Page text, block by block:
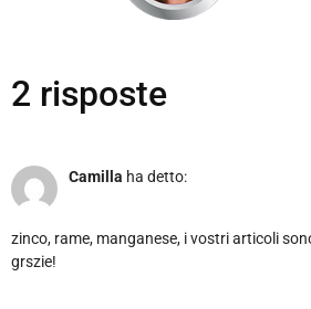
2 risposte
Camilla ha detto:
zinco, rame, manganese, i vostri articoli
grszie!